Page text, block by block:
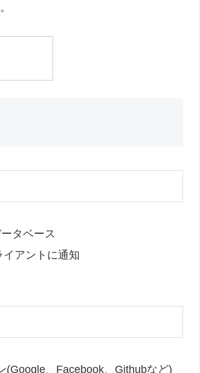
タベース
アントに通知
(Google、Facebook、Githubなど)